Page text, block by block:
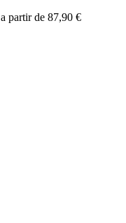
a partir de 87,90 €